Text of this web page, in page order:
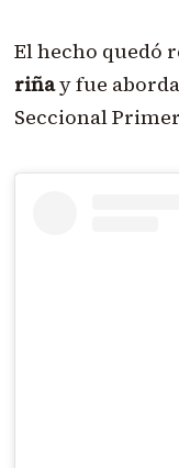
El hecho quedó
riñay fue
Seccional